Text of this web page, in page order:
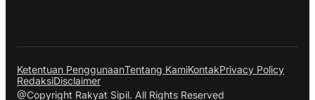
Ketentuan PenggunaanTentang KamiKontakPrivacy Policy
RedaksiDisclaimer
@Copyright Rakyat Sipil. All Rights Reserved